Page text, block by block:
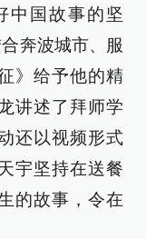
中国故事的坚
奔波城市、服
》给予他的精
讲述了拜师学
还以视频形式
宇坚持在送餐
的故事，令在